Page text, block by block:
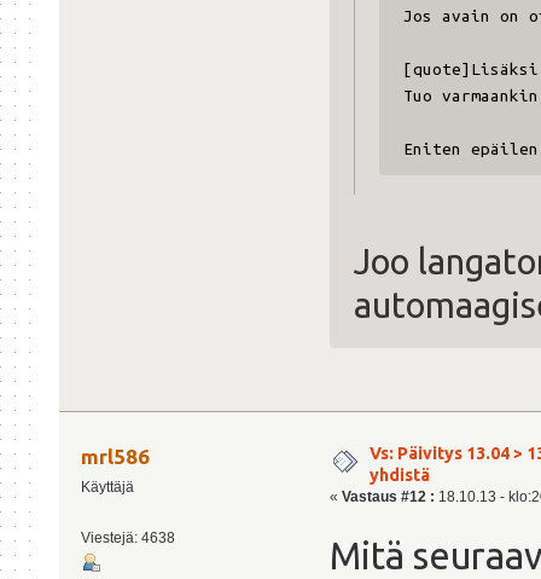
Jos avain on
Tuo
Eniten
Joo
mrl586
Käyttäjä
Viestejä: 4638
Vs: Päivitys 13.04 >
yhdistä
« Vastaus #12 : 18.10.13 -
Mitä